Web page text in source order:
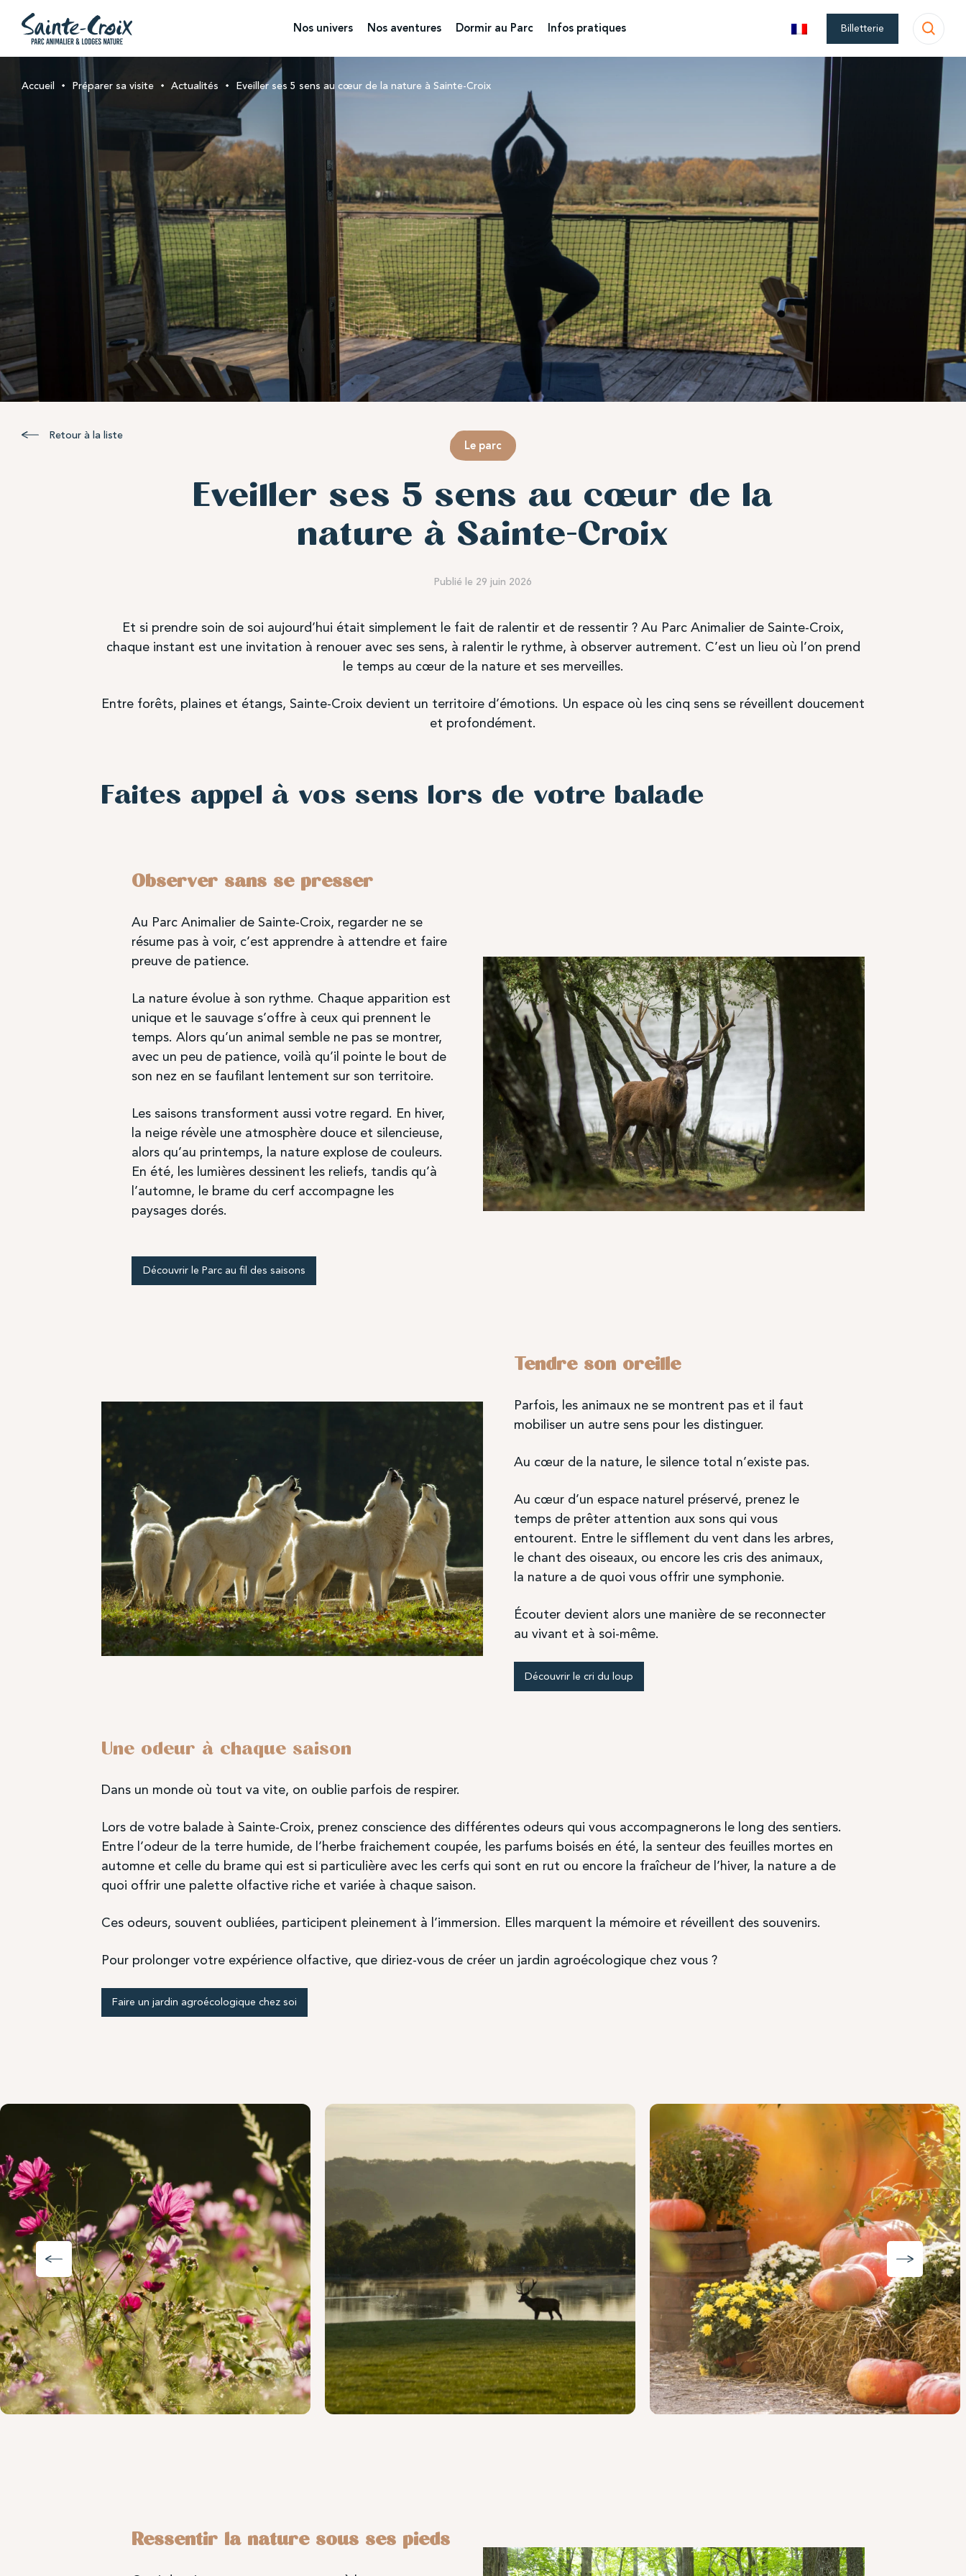
Nos univers Nos aventures Dormir au Parc Infos pratiques Billetterie
Accueil Préparer sa visite Actualités Eveiller ses 5 sens au cœur de la nature à Sainte-Croix
Retour à la liste
Le parc
Eveiller ses 5 sens au cœur de la
nature à Sainte-Croix
Publié le 29 juin 2026
Et si prendre soin de soi aujourd’hui était simplement le fait de ralentir et de ressentir ? Au Parc Animalier de Sainte-Croix,
chaque instant est une invitation à renouer avec ses sens, à ralentir le rythme, à observer autrement. C’est un lieu où l’on prend
le temps au cœur de la nature et ses merveilles.
Entre forêts, plaines et étangs, Sainte-Croix devient un territoire d’émotions. Un espace où les cinq sens se réveillent doucement
et profondément.
Faites appel à vos sens lors de votre balade
Observer sans se presser
Au Parc Animalier de Sainte-Croix, regarder ne se
résume pas à voir, c’est apprendre à attendre et faire
preuve de patience.
La nature évolue à son rythme. Chaque apparition est
unique et le sauvage s’offre à ceux qui prennent le
temps. Alors qu’un animal semble ne pas se montrer,
avec un peu de patience, voilà qu’il pointe le bout de
son nez en se faufilant lentement sur son territoire.
Les saisons transforment aussi votre regard. En hiver,
la neige révèle une atmosphère douce et silencieuse,
alors qu’au printemps, la nature explose de couleurs.
En été, les lumières dessinent les reliefs, tandis qu’à
l’automne, le brame du cerf accompagne les
paysages dorés.
Découvrir le Parc au fil des saisons
Tendre son oreille
Parfois, les animaux ne se montrent pas et il faut
mobiliser un autre sens pour les distinguer.
Au cœur de la nature, le silence total n’existe pas.
Au cœur d’un espace naturel préservé, prenez le
temps de prêter attention aux sons qui vous
entourent. Entre le sifflement du vent dans les arbres,
le chant des oiseaux, ou encore les cris des animaux,
la nature a de quoi vous offrir une symphonie.
Écouter devient alors une manière de se reconnecter
au vivant et à soi-même.
Découvrir le cri du loup
Une odeur à chaque saison
Dans un monde où tout va vite, on oublie parfois de respirer.
Lors de votre balade à Sainte-Croix, prenez conscience des différentes odeurs qui vous accompagnerons le long des sentiers.
Entre l’odeur de la terre humide, de l’herbe fraichement coupée, les parfums boisés en été, la senteur des feuilles mortes en
automne et celle du brame qui est si particulière avec les cerfs qui sont en rut ou encore la fraîcheur de l’hiver, la nature a de
quoi offrir une palette olfactive riche et variée à chaque saison.
Ces odeurs, souvent oubliées, participent pleinement à l’immersion. Elles marquent la mémoire et réveillent des souvenirs.
Pour prolonger votre expérience olfactive, que diriez-vous de créer un jardin agroécologique chez vous ?
Faire un jardin agroécologique chez soi
Ressentir la nature sous ses pieds